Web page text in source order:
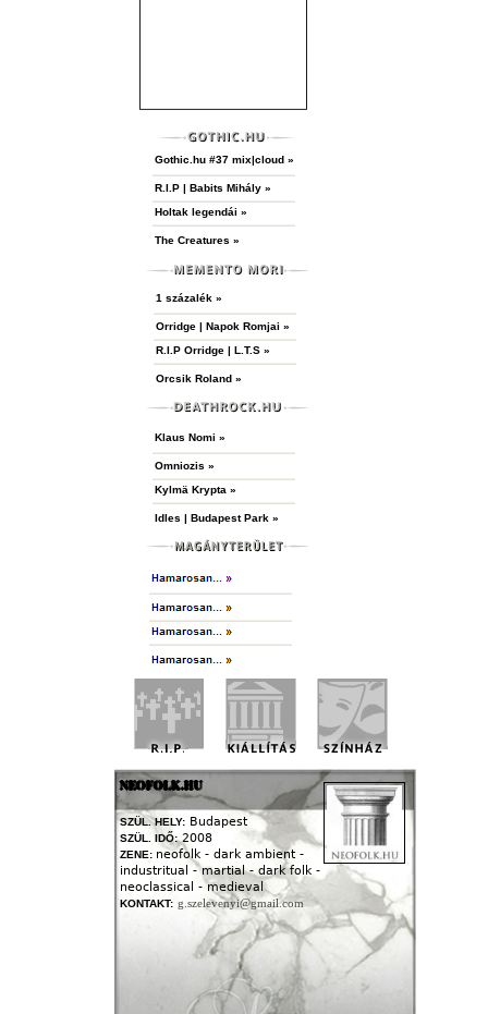
Gothic.hu #37 mix|cloud »
R.I.P | Babits Mihály »
Holtak legendái »
The Creatures »
1 százalék »
Orridge | Napok Romjai »
R.I.P Orridge | L.T.S »
Orcsik Roland »
Klaus Nomi »
Omniozis »
Kylmä Krypta »
Idles | Budapest Park »
NEOFOLK.HU
SZÜL. HELY: Budapest
SZÜL. IDŐ: 2008
ZENE: neofolk - dark ambient -
industritual - martial - dark folk -
neoclassical - medieval
KONTAKT: g.szelevenyi@gmail.com